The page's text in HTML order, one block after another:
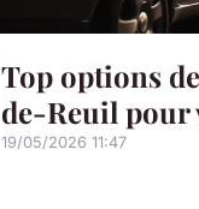
Top options
de-Reuil pour
19/05/2026 11:47